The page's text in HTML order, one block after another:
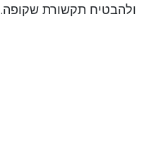
ולהבטיח תקשורת שקופה.